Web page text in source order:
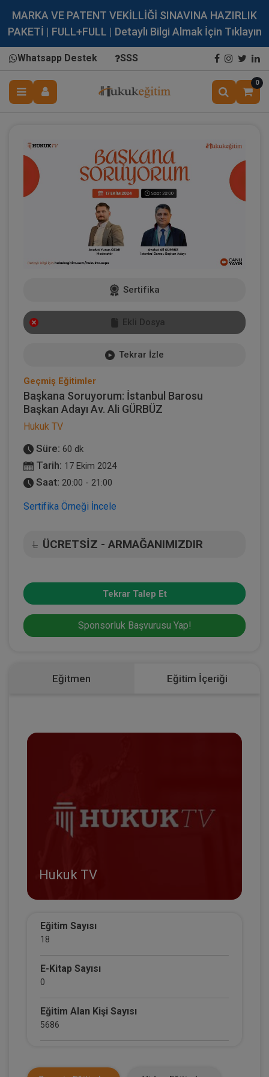
MARKA VE PATENT VEKİLLİĞİ SINAVINA HAZIRLIK
PAKETİ | FULL+FULL | Detaylı Bilgi Almak İçin Tıklayın
Whatsapp Destek SSS
0
Sertifika
Ekli Dosya
Tekrar İzle
Geçmiş Eğitimler
Başkana Soruyorum: İstanbul Barosu
Başkan Adayı Av. Ali GÜRBÜZ
Hukuk TV
Süre: 60 dk
Tarih: 17 Ekim 2024
Saat: 20:00 - 21:00
Sertifika Örneği İncele
L ÜCRETSİZ - ARMAĞANIMIZDIR
Tekrar Talep Et
Sponsorluk Başvurusu Yap!
Eğitmen Eğitim İçeriği
Hukuk TV
Eğitim Sayısı
18
E-Kitap Sayısı
0
Eğitim Alan Kişi Sayısı
5686
0